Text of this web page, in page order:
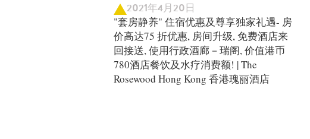
2021年4月20日
"套房静养" 住宿优惠及尊享独家礼遇- 房
价高达75 折优惠, 房间升级, 免费酒店来
回接送, 使用行政酒廊－瑞阁, 价值港币
780酒店餐饮及水疗消费额! | The
Rosewood Hong Kong 香港瑰丽酒店